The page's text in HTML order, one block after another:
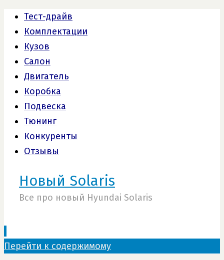
Тест-драйв
Комплектации
Кузов
Салон
Двигатель
Коробка
Подвеска
Тюнинг
Конкуренты
Отзывы
Новый Solaris
Все про новый Hyundai Solaris
Перейти к содержимому